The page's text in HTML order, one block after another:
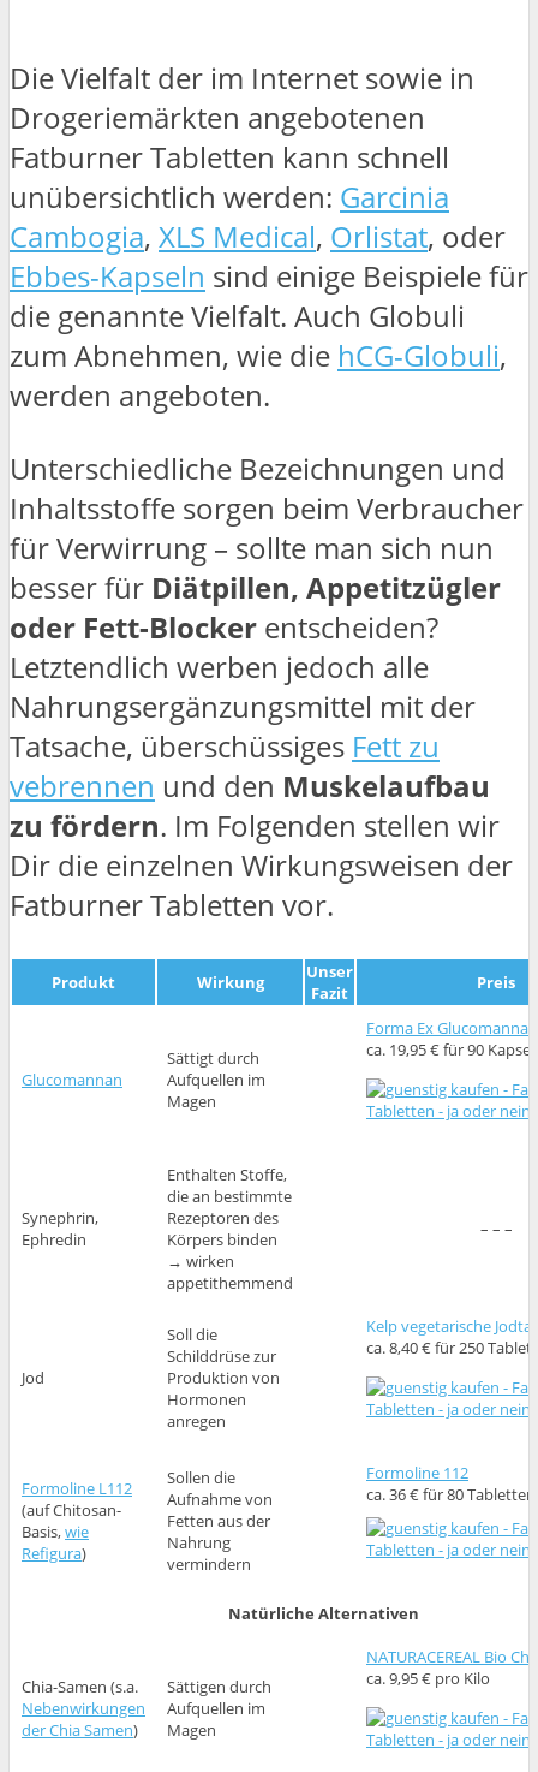
Die Vielfalt der im Internet sowie in
Drogeriemärkten angebotenen
Fatburner Tabletten kann schnell
unübersichtlich werden: Garcinia
Cambogia, XLS Medical, Orlistat, oder
Ebbes-Kapseln sind einige Beispiele für
die genannte Vielfalt. Auch Globuli
zum Abnehmen, wie die hCG-Globuli,
werden angeboten.
Unterschiedliche Bezeichnungen und
Inhaltsstoffe sorgen beim Verbraucher
für Verwirrung – sollte man sich nun
besser für Diätpillen, Appetitzügler
oder Fett-Blocker entscheiden?
Letztendlich werben jedoch alle
Nahrungsergänzungsmittel mit der
Tatsache, überschüssiges Fett zu
vebrennen und den Muskelaufbau
zu fördern. Im Folgenden stellen wir
Dir die einzelnen Wirkungsweisen der
Fatburner Tabletten vor.
Produkt Wirkung
Unser
Fazit
Preis
Glucomannan
Sättigt durch
Aufquellen im
Magen
Forma Ex Glucomannan
ca. 19,95 € für 90
Synephrin,
Ephredin
Enthalten Stoffe,
die an bestimmte
Rezeptoren des
Körpers binden
→ wirken
appetithemmend
– – –
Jod
Soll die
Schilddrüse zur
Produktion von
Hormonen
anregen
Kelp vegetarische
ca. 8,40 € für 250
Formoline L112
(auf Chitosan-
Basis,wie
Refigura)
Sollen die
Aufnahme von
Fetten aus der
Nahrung
vermindern
Formoline 112
ca. 36 € für 80 Tabletten
Natürliche Alternativen
Chia-Samen (s.a.
Nebenwirkungen
der Chia Samen)
Sättigen durch
Aufquellen im
Magen
NATURACEREAL Bio
ca. 9,95 € pro Kilo